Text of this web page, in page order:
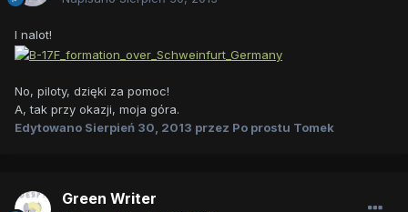
I nalot!
No, piloty, dzięki za pomoc!
A, tak przy okazji, moja góra.
Edytowano Sierpień 30, 2013 przez Po prostu Tomek
Green Writer